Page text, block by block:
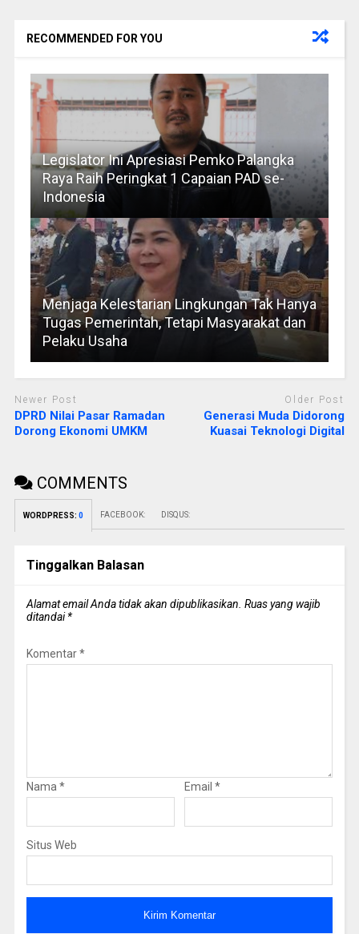
RECOMMENDED FOR YOU
Legislator Ini Apresiasi Pemko Palangka
Raya Raih Peringkat 1 Capaian PAD se-
Indonesia
Menjaga Kelestarian Lingkungan Tak Hanya
Tugas Pemerintah, Tetapi Masyarakat dan
Pelaku Usaha
Newer Post
DPRD Nilai Pasar Ramadan
Dorong Ekonomi UMKM
Older Post
Generasi Muda Didorong
Kuasai Teknologi Digital
COMMENTS
WORDPRESS: 0 FACEBOOK: DISQUS:
Tinggalkan Balasan
Alamat email Anda tidak akan dipublikasikan. Ruas yang wajib
ditandai*
Komentar*
Nama* Email *
Situs Web